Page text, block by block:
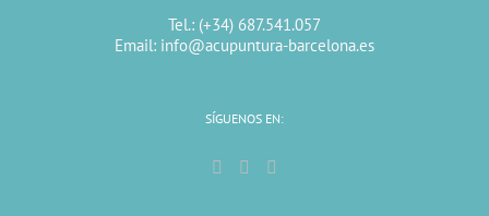
Tel.: (+34) 687.541.057
Email: info@acupuntura-barcelona.es
SÍGUENOS EN: